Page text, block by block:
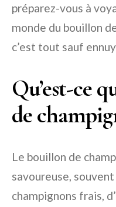
préparez-vous à
monde du bouillon
c’est tout sauf
Qu’est-ce
de
Le bouillon de
savoureuse,
champignons frais,